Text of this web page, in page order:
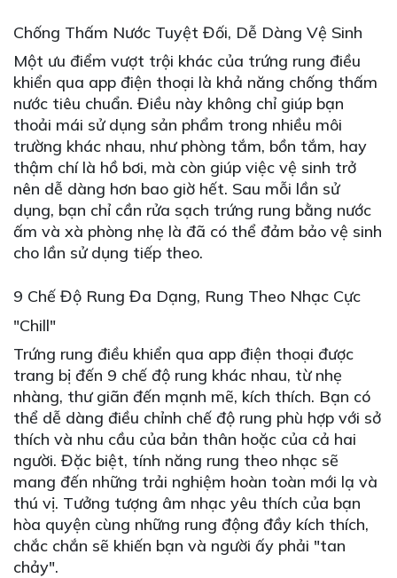
Chống Thấm Nước Tuyệt Đối, Dễ Dàng Vệ Sinh
Một ưu điểm vượt trội khác của trứng rung điều
khiển qua app điện thoại là khả năng chống thấm
nước tiêu chuẩn. Điều này không chỉ giúp bạn
thoải mái sử dụng sản phẩm trong nhiều môi
trường khác nhau, như phòng tắm, bồn tắm, hay
thậm chí là hồ bơi, mà còn giúp việc vệ sinh trở
nên dễ dàng hơn bao giờ hết. Sau mỗi lần sử
dụng, bạn chỉ cần rửa sạch trứng rung bằng nước
ấm và xà phòng nhẹ là đã có thể đảm bảo vệ sinh
cho lần sử dụng tiếp theo.
9 Chế Độ Rung Đa Dạng, Rung Theo Nhạc Cực
"Chill"
Trứng rung điều khiển qua app điện thoại được
trang bị đến 9 chế độ rung khác nhau, từ nhẹ
nhàng, thư giãn đến mạnh mẽ, kích thích. Bạn có
thể dễ dàng điều chỉnh chế độ rung phù hợp với sở
thích và nhu cầu của bản thân hoặc của cả hai
người. Đặc biệt, tính năng rung theo nhạc sẽ
mang đến những trải nghiệm hoàn toàn mới lạ và
thú vị. Tưởng tượng âm nhạc yêu thích của bạn
hòa quyện cùng những rung động đầy kích thích,
chắc chắn sẽ khiến bạn và người ấy phải "tan
chảy".